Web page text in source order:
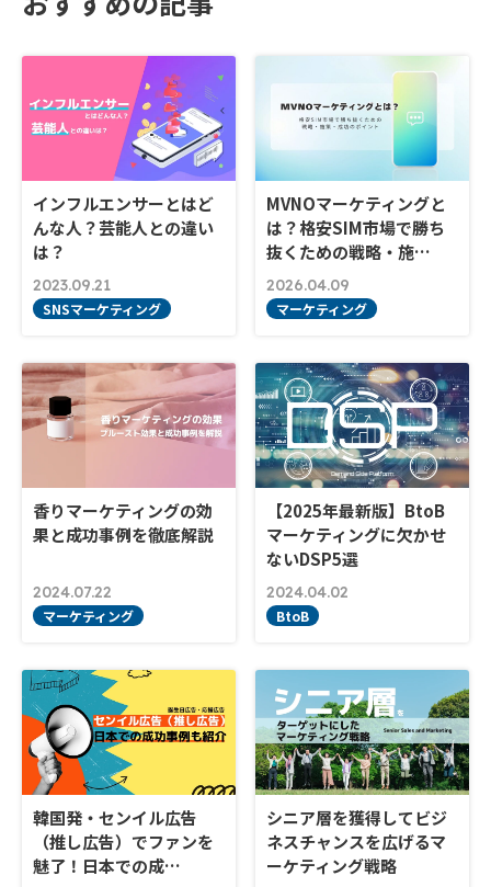
インフルエンサーとはど
んな人？芸能人との違い
は？
2023.09.21
SNSマーケティング
MVNOマーケティングと
は？格安SIM市場で勝ち
抜くための戦略・施…
2026.04.09
マーケティング
香りマーケティングの効
果と成功事例を徹底解説
2024.07.22
マーケティング
【2025年最新版】BtoB
マーケティングに欠かせ
ないDSP5選
2024.04.02
BtoB
韓国発・センイル広告
（推し広告）でファンを
魅了！日本での成…
シニア層を獲得してビジ
ネスチャンスを広げるマ
ーケティング戦略